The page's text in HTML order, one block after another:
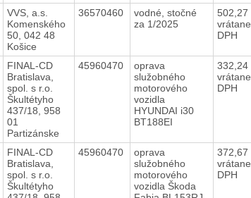
VVS, a.s.
Komenského
50, 042 48
Košice
36570460
vodné, stočné
za 1/2025
502,27
vrátane
DPH
FINAL-CD
Bratislava,
spol. s r.o.
Škultétyho
437/18, 958
01
Partizánske
45960470
oprava
služobného
motorového
vozidla
HYUNDAI i30
BT188EI
332,24
vrátane
DPH
FINAL-CD
Bratislava,
spol. s r.o.
Škultétyho
45960470
oprava
služobného
motorového
vozidla Škoda
372,67
vrátane
DPH